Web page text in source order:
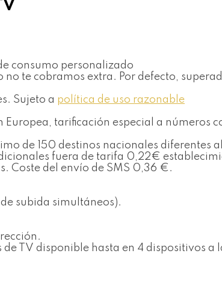
consumo personalizado
te cobramos extra. Por defecto,
Sujeto a política de uso razonable
tarificación especial a números
de 150 destinos nacionales diferentes
fuera de tarifa 0,22€
Coste del envío de SMS 0,36 €.
subida simultáneos).
TV disponible hasta en 4 dispositivos a